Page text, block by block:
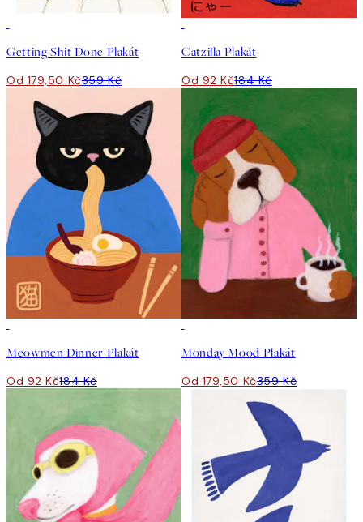
Getting Shit Done Plakát
Od 179,50 Kč359 Kč
Catzilla Plakát
Od 92 Kč184 Kč
Meowmen Dinner Plakát
Od 92 Kč184 Kč
Monday Mood Plakát
Od 179,50 Kč359 Kč